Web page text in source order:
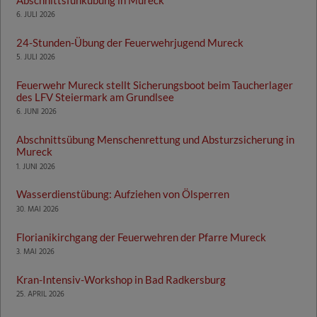
6. JULI 2026
24-Stunden-Übung der Feuerwehrjugend Mureck
5. JULI 2026
Feuerwehr Mureck stellt Sicherungsboot beim Taucherlager
des LFV Steiermark am Grundlsee
6. JUNI 2026
Abschnittsübung Menschenrettung und Absturzsicherung in
Mureck
1. JUNI 2026
Wasserdienstübung: Aufziehen von Ölsperren
30. MAI 2026
Florianikirchgang der Feuerwehren der Pfarre Mureck
3. MAI 2026
Kran-Intensiv-Workshop in Bad Radkersburg
25. APRIL 2026